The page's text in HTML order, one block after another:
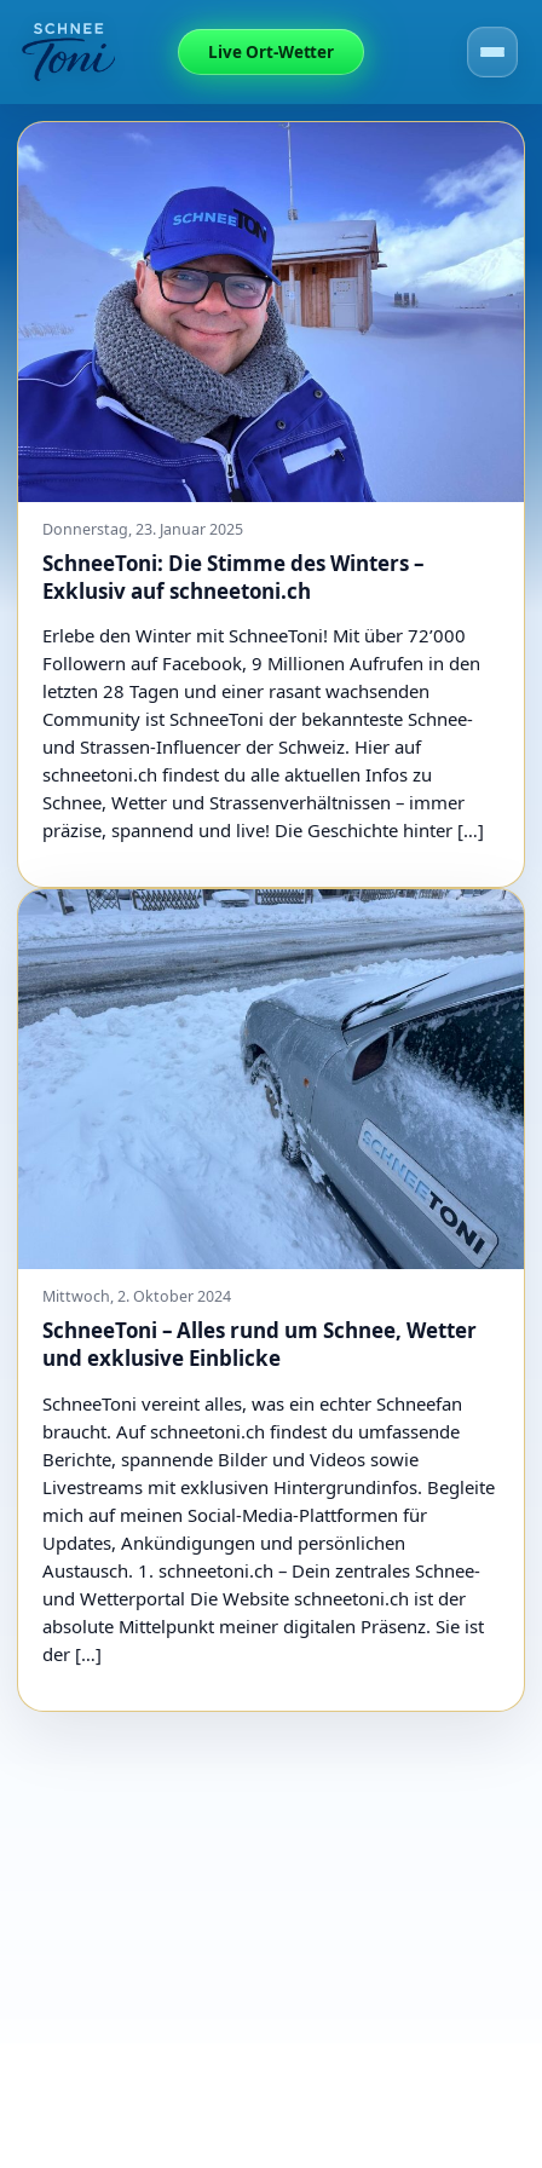
Live Ort-Wetter
Donnerstag, 23. Januar 2025
SchneeToni: Die Stimme des Winters –
Exklusiv auf schneetoni.ch
Erlebe den Winter mit SchneeToni! Mit über 72’000
Followern auf Facebook, 9 Millionen Aufrufen in den
letzten 28 Tagen und einer rasant wachsenden
Community ist SchneeToni der bekannteste Schnee-
und Strassen-Influencer der Schweiz. Hier auf
schneetoni.ch findest du alle aktuellen Infos zu
Schnee, Wetter und Strassenverhältnissen – immer
präzise, spannend und live! Die Geschichte hinter […]
Mittwoch, 2. Oktober 2024
SchneeToni – Alles rund um Schnee, Wetter
und exklusive Einblicke
SchneeToni vereint alles, was ein echter Schneefan
braucht. Auf schneetoni.ch findest du umfassende
Berichte, spannende Bilder und Videos sowie
Livestreams mit exklusiven Hintergrundinfos. Begleite
mich auf meinen Social-Media-Plattformen für
Updates, Ankündigungen und persönlichen
Austausch. 1. schneetoni.ch – Dein zentrales Schnee-
und Wetterportal Die Website schneetoni.ch ist der
absolute Mittelpunkt meiner digitalen Präsenz. Sie ist
der […]